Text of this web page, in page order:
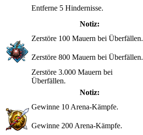
Entferne 5 Hindernisse.
Notiz:
Zerstöre 100 Mauern bei Überfällen.
Zerstöre 800 Mauern bei Überfällen.
Zerstöre 3.000 Mauern bei
Überfällen.
Notiz:
Gewinne 10 Arena-Kämpfe.
Gewinne 200 Arena-Kämpfe.